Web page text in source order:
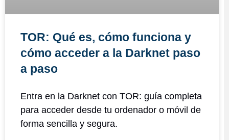
TOR: Qué es, cómo funciona y
cómo acceder a la Darknet paso
a paso
Entra en la Darknet con TOR: guía completa
para acceder desde tu ordenador o móvil de
forma sencilla y segura.